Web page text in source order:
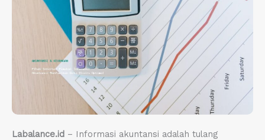
Labalance.id – Informasi akuntansi adalah tulang